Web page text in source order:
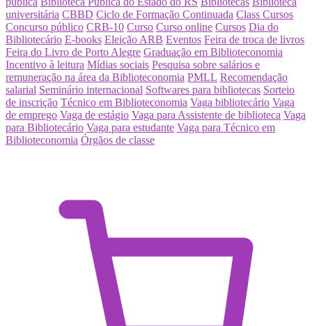
universitária CBBD Ciclo de Formação Continuada Class Cursos
Concurso público CRB-10 Curso Curso online Cursos Dia do
Bibliotecário E-books Eleição ARB Eventos Feira de troca de livros
Feira do Livro de Porto Alegre Graduação em Biblioteconomia
Incentivo à leitura Mídias sociais Pesquisa sobre salários e
remuneração na área da Biblioteconomia PMLL Recomendação
salarial Seminário internacional Softwares para bibliotecas Sorteio
de inscrição Técnico em Biblioteconomia Vaga bibliotecário Vaga
de emprego Vaga de estágio Vaga para Assistente de biblioteca Vaga
para Bibliotecário Vaga para estudante Vaga para Técnico em
Biblioteconomia Órgãos de classe